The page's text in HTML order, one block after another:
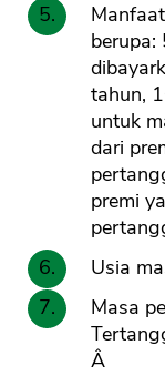
tahun,
untuk
dari
premi
Usia
Masa
Â